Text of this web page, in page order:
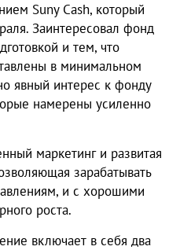
Suny Cash, который
Заинтересовал фонд
и тем, что
в минимальном
явный интерес к фонду
намерены усиленно
маркетинг и развитая
зарабатывать
и с хорошими
роста.
включает в себя два